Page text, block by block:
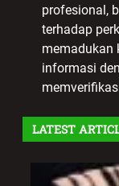
profesional,
terhadap
memadukan
informasi
LATEST